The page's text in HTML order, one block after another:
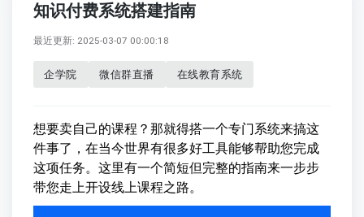
知识付费系统搭建指南
最近更新: 2025-03-07 00:00:18
企学院 微信群直播 在线教育系统
想要卖自己的课程？那就得搭一个专门系统来搞这
件事了，在当今世界有很多好工具能够帮助您完成
这项任务。这里有一个简短但完整的指南来一步步
带您走上开设线上课程之路。